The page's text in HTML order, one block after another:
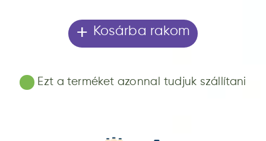
+ Kosárba rakom
Ezt a terméket azonnal tudjuk szállítani